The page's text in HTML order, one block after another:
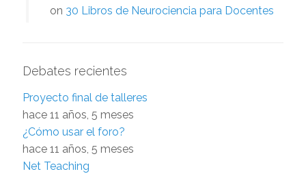
on 30 Libros de Neurociencia para Docentes
Debates recientes
Proyecto final de talleres
hace 11 años, 5 meses
¿Cómo usar el foro?
hace 11 años, 5 meses
Net Teaching